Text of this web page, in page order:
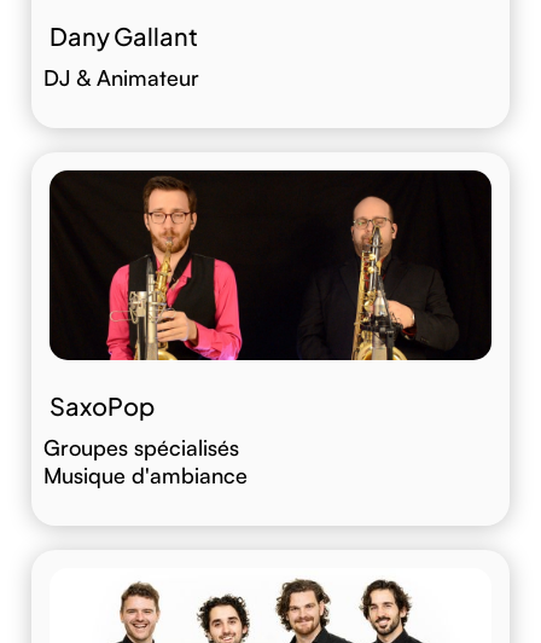
Dany Gallant
DJ & Animateur
SaxoPop
Groupes spécialisés
Musique d'ambiance